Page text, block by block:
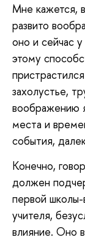
Мне кажется,
развито
оно и сейчас
этому
захолустье,
воображению
места и
события,
Конечно,
должен
первой
учителя,
влияние. Оно